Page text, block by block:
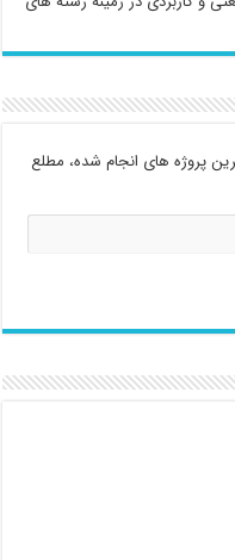
پروژه های انجام شده، مطلع